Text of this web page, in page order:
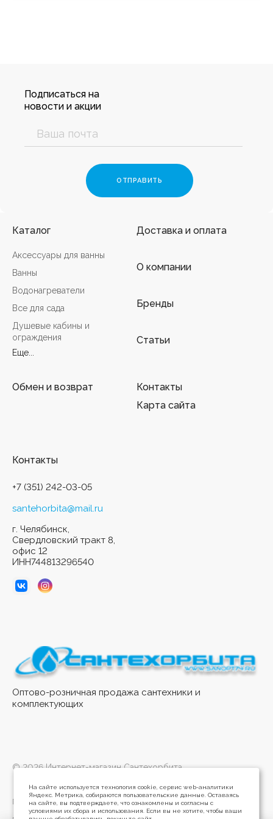
Подписаться на
новости и акции
Оптово-розничная продажа сантехники и
комплектующих
Каталог
Аксессуары для ванны
Ванны
Водонагреватели
Все для сада
Душевые кабины и
ограждения
Еще...
Доставка и оплата
О компании
Бренды
Статьи
Обмен и возврат
Контакты
Карта сайта
Контакты
+7 (351) 242-03-05
santehorbita@mail.ru
г. Челябинск,
Свердловский тракт 8,
офис 12
ИНН744813296540
© 2026 Интернет-магазин Сантехорбита
Политика конфиденциальности
На сайте используется технология cookie, сервис web-аналитики
Яндекс. Метрика, собираются пользовательские данные. Оставаясь
на сайте, вы подтверждаете, что ознакомлены и согласны с
условиями их сбора и использования. Если вы не хотите, чтобы ваши